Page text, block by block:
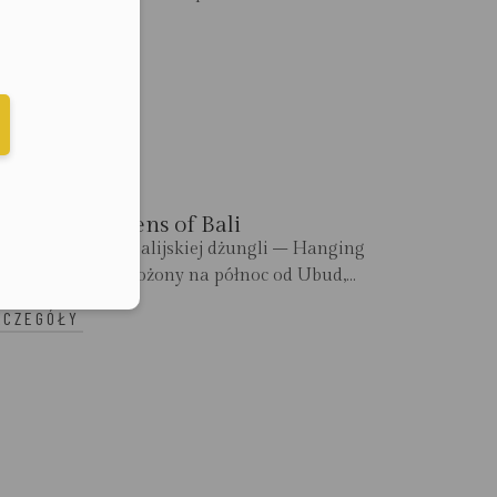
Gardens of Bali
ukryty w sercu balijskiej dżungli – Hanging
of Bali Położony na północ od Ubud,...
w formacie E164